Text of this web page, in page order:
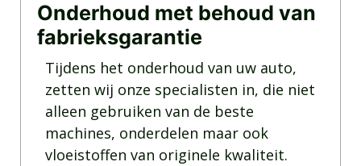
Onderhoud met behoud van
fabrieksgarantie
Tijdens het onderhoud van uw auto,
zetten wij onze specialisten in, die niet
alleen gebruiken van de beste
machines, onderdelen maar ook
vloeistoffen van originele kwaliteit.